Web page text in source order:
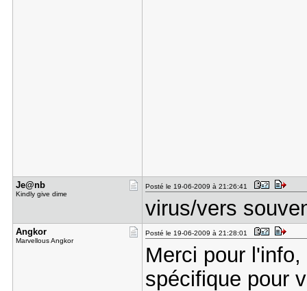
Je@nb
Kindly give dime
Posté le 19-06-2009 à 21:26:41
virus/vers
Angkor
Marvellous Angkor
Posté le 19-06-2009 à 21:28:01
Merci pour
spécifique pour